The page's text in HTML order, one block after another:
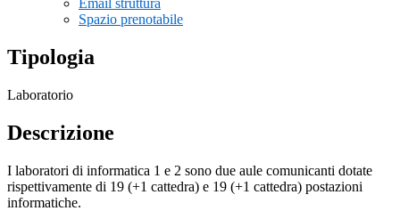
Email struttura
Spazio prenotabile
Tipologia
Laboratorio
Descrizione
I laboratori di informatica 1 e 2 sono due aule comunicanti dotate
rispettivamente di 19 (+1 cattedra) e 19 (+1 cattedra) postazioni
informatiche.